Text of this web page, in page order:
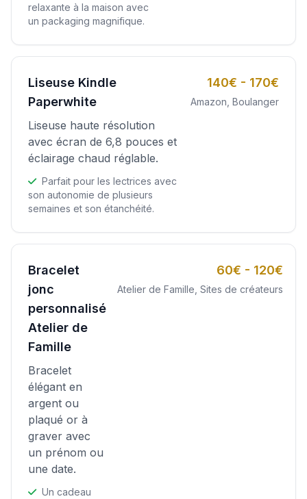
relaxante à la maison avec
un packaging magnifique.
Liseuse Kindle
Paperwhite
Liseuse haute résolution
avec écran de 6,8 pouces et
éclairage chaud réglable.
Parfait pour les lectrices avec
son autonomie de plusieurs
semaines et son étanchéité.
140€ - 170€
Amazon, Boulanger
Bracelet
jonc
personnalisé
Atelier de
Famille
Bracelet
élégant en
argent ou
plaqué or à
graver avec
un prénom ou
une date.
Un cadeau
60€ - 120€
Atelier de Famille, Sites de créateurs